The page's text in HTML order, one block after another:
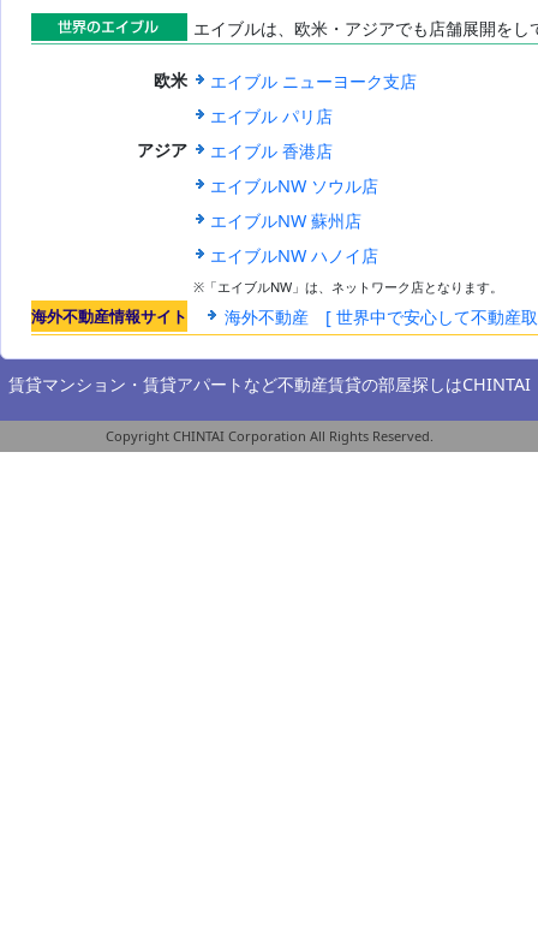
世界のエイブ
エイブルは、欧米・アジアでも店舗展開を
欧米
エイブル ニューヨーク支店
エイブル パリ店
アジア
エイブル 香港店
エイブルNW ソウル店
エイブルNW 蘇州店
エイブルNW ハノイ店
※「エイブルNW」は、ネットワーク店となります。
海外不動産情報サイト 海外不動産 [ 世界中で安心して不動産
賃貸マンション・賃貸アパートなど不動産賃貸の部屋探しはCHINTAI
Copyright CHINTAI Corporation All Rights Reserved.